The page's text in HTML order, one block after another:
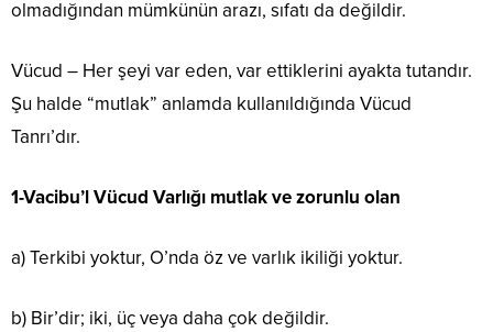
olmadığından mümkünün arazı, sıfatı da değildir.
Vücud – Her şeyi var eden, var ettiklerini ayakta tutandır.
Şu halde “mutlak” anlamda kullanıldığında Vücud
Tanrı’dır.
1-Vacibu’l Vücud Varlığı mutlak ve zorunlu olan
a) Terkibi yoktur, O’nda öz ve varlık ikiliği yoktur.
b) Bir’dir; iki, üç veya daha çok değildir.